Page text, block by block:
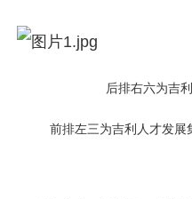
后排右六为吉
前排左三为吉利人才发